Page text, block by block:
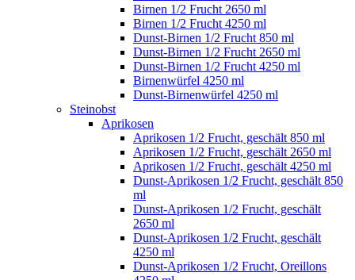
Birnen 1/2 Frucht 2650 ml
Birnen 1/2 Frucht 4250 ml
Dunst-Birnen 1/2 Frucht 850 ml
Dunst-Birnen 1/2 Frucht 2650 ml
Dunst-Birnen 1/2 Frucht 4250 ml
Birnenwürfel 4250 ml
Dunst-Birnenwürfel 4250 ml
Steinobst
Aprikosen
Aprikosen 1/2 Frucht, geschält 850 ml
Aprikosen 1/2 Frucht, geschält 2650 ml
Aprikosen 1/2 Frucht, geschält 4250 ml
Dunst-Aprikosen 1/2 Frucht, geschält 850
ml
Dunst-Aprikosen 1/2 Frucht, geschält
2650 ml
Dunst-Aprikosen 1/2 Frucht, geschält
4250 ml
Dunst-Aprikosen 1/2 Frucht, Oreillons